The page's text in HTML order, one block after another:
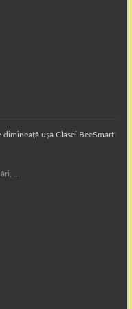
ușa Clasei BeeSmart!
…